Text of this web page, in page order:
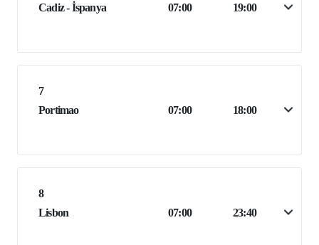
Cadiz - İspanya
07:00 19:00
7
Portimao
07:00 18:00
8
Lisbon
07:00 23:40